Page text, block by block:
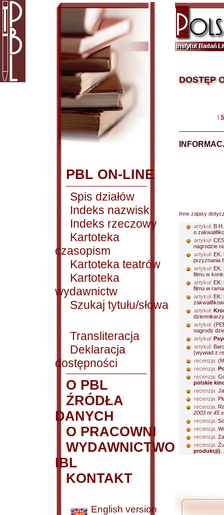
PBL ON-LINE
Spis działów
Indeks nazwisk
Indeks rzeczowy
Kartoteka
czasopism
Kartoteka teatrów
Kartoteka
wydawnictw
Szukaj tytułu/słowa
Transliteracja
Deklaracja
dostępności
O PBL
ŹRÓDŁA
DANYCH
O PRACOWNI
WYDAWNICTWO
IBL
KONTAKT
English version
DOSTĘP
|
Inne zapisy
artykuł:
o
artykuł:
nagrodzie
artykuł: EK:
przyznania
artykuł: EK:
filmu w
artykuł: EK:
filmu w
artykuł: EK:
artykuł:
artykuł:
nagrody
artykuł:
artykuł:
(wywiad z
recenzja:
recenzja:
recenzja:
polskie
recenzja:
recenzja:
recenzja:
2003 nr 45
recenzja:
recenzja:
recenzja:
recenzja:
produkcji)